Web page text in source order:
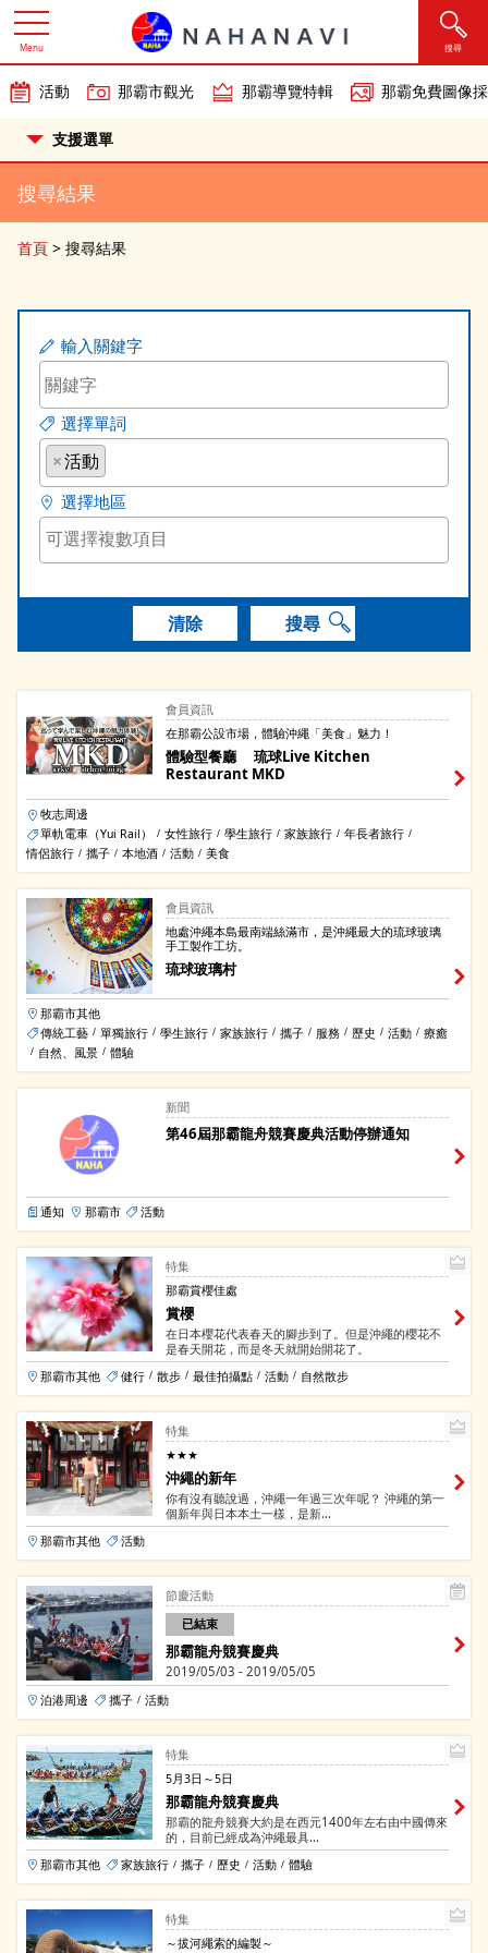
搜尋
活動 那霸市觀光 那霸導覽特輯 那霸免費圖像
Menu
支援選單
搜尋結果
首頁 > 搜尋結果
輸入關鍵字
選擇單詞
×活動
選擇地區
清除 搜尋
會員資訊
在那霸公設市場，體驗沖繩「美食」魅力！
體驗型餐廳 琉球Live Kitchen
Restaurant MKD
牧志周邊
單軌電車（Yui Rail）
/ 女性旅行 / 學生旅行 / 家族旅行 / 年長者旅行 /
情侶旅行 / 攜子 / 本地酒 / 活動 / 美食
會員資訊
地處沖繩本島最南端絲滿市，是沖繩最大的琉球玻璃
手工製作工坊。
琉球玻璃村
那霸市其他
傳統工藝 / 單獨旅行 / 學生旅行 / 家族旅行 / 攜子 / 服務 / 歷史 / 活動 / 療癒
/ 自然、風景 / 體驗
新聞
第46屆那霸龍舟競賽慶典活動停辦通知
通知 那霸市 活動
特集
那霸賞櫻佳處
賞櫻
在日本櫻花代表春天的腳步到了。但是沖繩的櫻花不
是春天開花，而是冬天就開始開花了。
那霸市其他 健行 / 散步 / 最佳拍攝點 / 活動 / 自然散步
特集
★★★
沖繩的新年
你有沒有聽說過，沖繩一年過三次年呢？ 沖繩的第一
個新年與日本本土一樣，是新...
那霸市其他 活動
節慶活動
已結束
那霸龍舟競賽慶典
2019/05/03 - 2019/05/05
泊港周邊 攜子 / 活動
特集
5月3日～5日
那霸龍舟競賽慶典
那霸的龍舟競賽大約是在西元1400年左右由中國傳來
的，目前已經成為沖繩最具...
那霸市其他 家族旅行 / 攜子 / 歷史 / 活動 / 體驗
特集
～拔河繩索的編製～